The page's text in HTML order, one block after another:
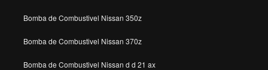
Bomba de Combustivel Nissan 350z
Bomba de Combustivel Nissan 370z
Bomba de Combustivel Nissan d d 21 ax